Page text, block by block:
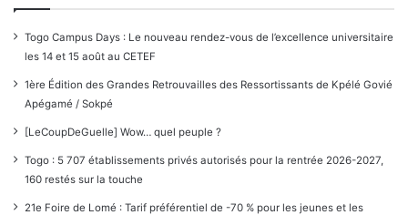
Togo Campus Days : Le nouveau rendez-vous de l’excellence universitaire
les 14 et 15 août au CETEF
1ère Édition des Grandes Retrouvailles des Ressortissants de Kpélé Govié
Apégamé / Sokpé
[LeCoupDeGuelle] Wow… quel peuple ?
Togo : 5 707 établissements privés autorisés pour la rentrée 2026-2027,
160 restés sur la touche
21e Foire de Lomé : Tarif préférentiel de -70 % pour les jeunes et les